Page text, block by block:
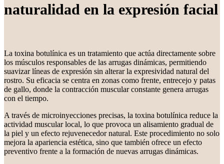
naturalidad en la expresión facial
La toxina botulínica es un tratamiento que actúa directamente sobre
los músculos responsables de las arrugas dinámicas, permitiendo
suavizar líneas de expresión sin alterar la expresividad natural del
rostro. Su eficacia se centra en zonas como frente, entrecejo y patas
de gallo, donde la contracción muscular constante genera arrugas
con el tiempo.
A través de microinyecciones precisas, la toxina botulínica reduce la
actividad muscular local, lo que provoca un alisamiento gradual de
la piel y un efecto rejuvenecedor natural. Este procedimiento no solo
mejora la apariencia estética, sino que también ofrece un efecto
preventivo frente a la formación de nuevas arrugas dinámicas.